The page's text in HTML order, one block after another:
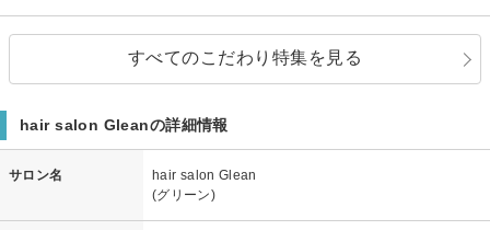
すべてのこだわり特集を見る
hair salon Gleanの詳細情報
サロン名
hair salon Glean
(グリーン)